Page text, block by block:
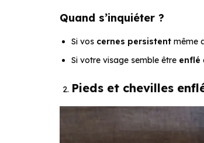
Quand s’inquiéter ?
Si vos cernes persistent même
Si votre visage semble être enflé
Pieds et chevilles